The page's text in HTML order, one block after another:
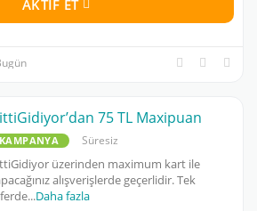
AKTIF ET
75 TL Maxipuan
KAMPANYA Süresiz
üzerinden maximum kart ile
alışverişlerde geçerlidir. Tek
...Daha fazla